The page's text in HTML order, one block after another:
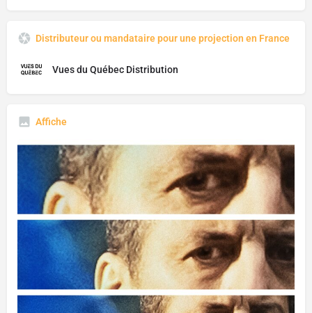
Distributeur ou mandataire pour une projection en France
Vues du Québec Distribution
Affiche